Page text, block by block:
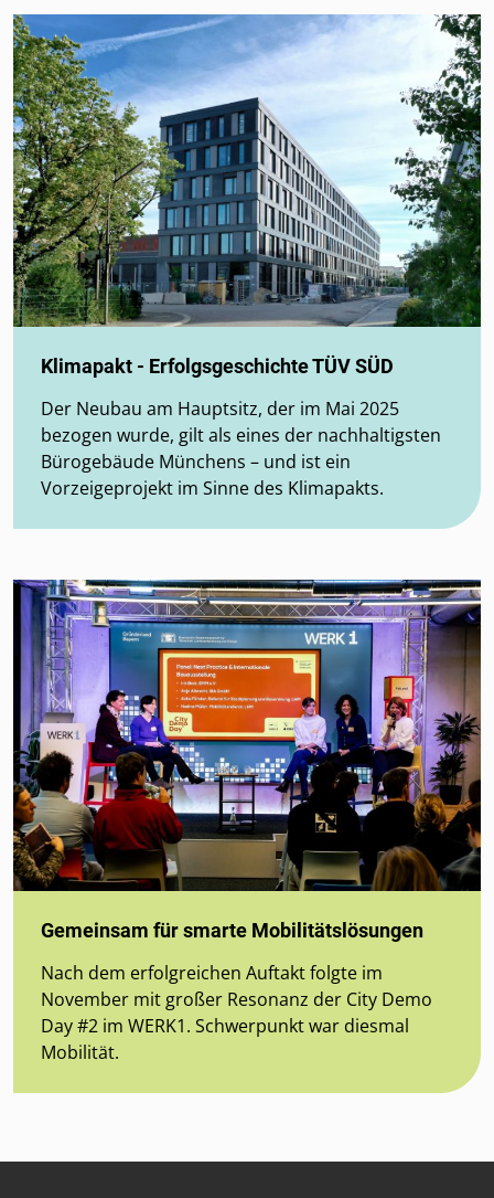
Klimapakt - Erfolgsgeschichte TÜV SÜD
Der Neubau am Hauptsitz, der im Mai 2025
bezogen wurde, gilt als eines der nachhaltigsten
Bürogebäude Münchens – und ist ein
Vorzeigeprojekt im Sinne des Klimapakts.
Gemeinsam für smarte Mobilitätslösungen
Nach dem erfolgreichen Auftakt folgte im
November mit großer Resonanz der City Demo
Day #2 im WERK1. Schwerpunkt war diesmal
Mobilität.